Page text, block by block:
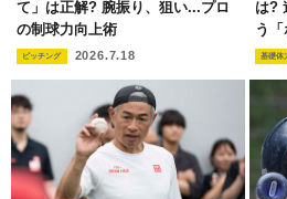
て」は正解? 腕振り、狙い...プロ
の制球力向上術
ピッチング 2026.7.18
は?
う「
基礎体